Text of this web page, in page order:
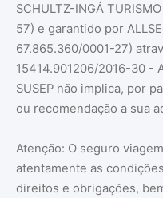
SCHULTZ-INGÁ
57) e garantido por
67.865.360/0001-27)
15414.901206/2016-30 -
SUSEP não implica, por
ou recomendação a sua
Atenção: O seguro
atentamente as
direitos e obrigações,